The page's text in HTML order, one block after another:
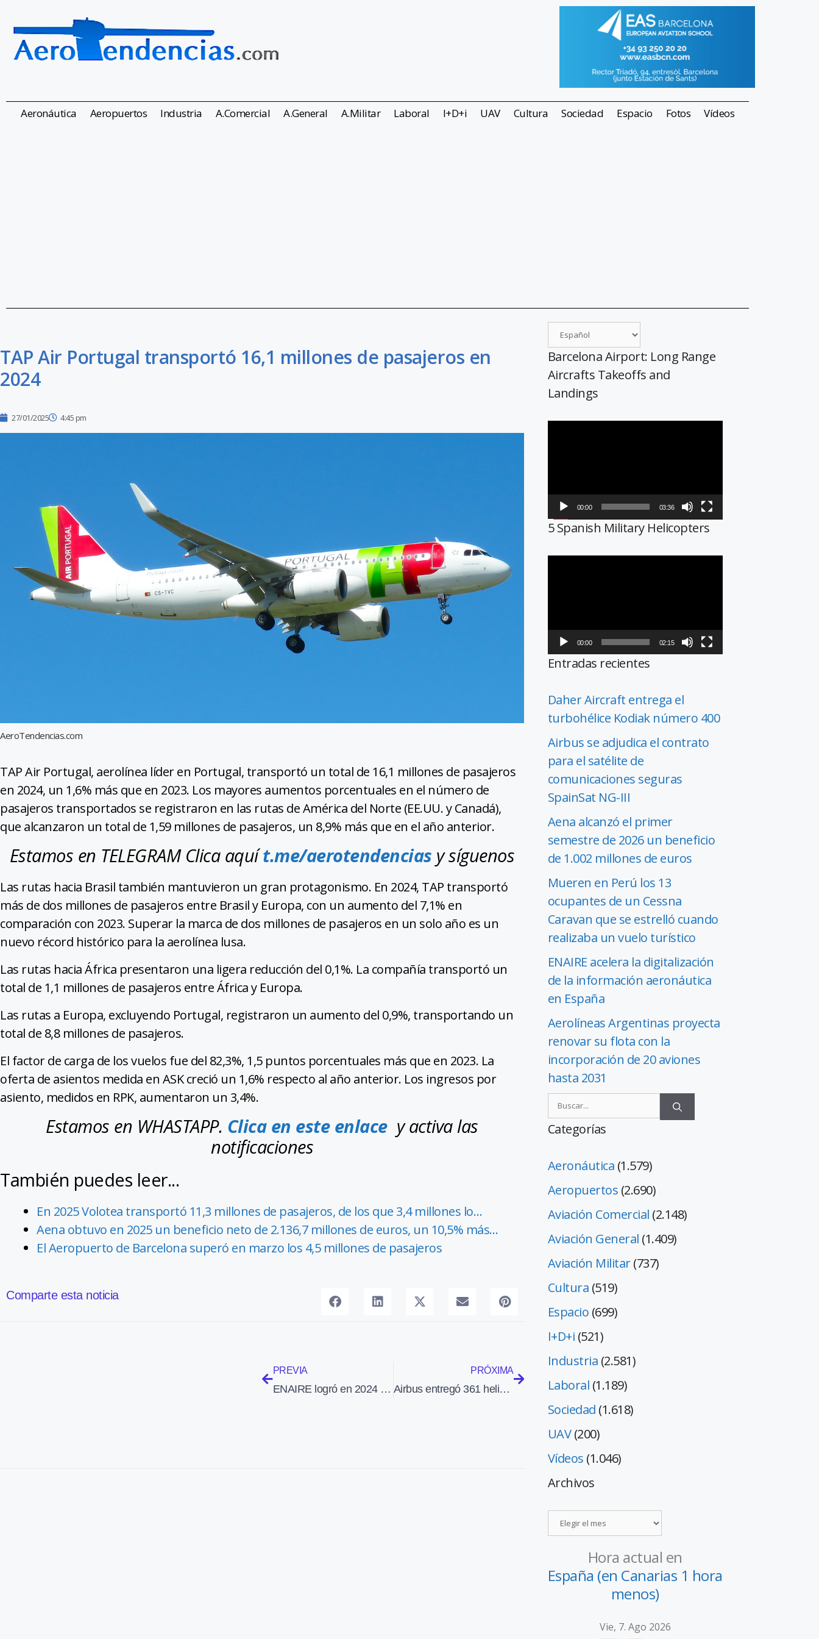
Aeronáutica Aeropuertos Industria A.Comercial A.General A.Militar Laboral I+D+i UAV Cultura Sociedad Espacio Fotos Vídeos
TAP Air Portugal transportó 16,1 millones de pasajeros en
2024
27/01/2025 4:45 pm
AeroTendencias.com
TAP Air Portugal, aerolínea líder en Portugal, transportó un total de 16,1 millones de pasajeros
en 2024, un 1,6% más que en 2023. Los mayores aumentos porcentuales en el número de
pasajeros transportados se registraron en las rutas de América del Norte (EE.UU. y Canadá),
que alcanzaron un total de 1,59 millones de pasajeros, un 8,9% más que en el año anterior.
Estamos en TELEGRAM Clica aquít.me/aerotendencias y síguenos
Las rutas hacia Brasil también mantuvieron un gran protagonismo. En 2024, TAP transportó
más de dos millones de pasajeros entre Brasil y Europa, con un aumento del 7,1% en
comparación con 2023. Superar la marca de dos millones de pasajeros en un solo año es un
nuevo récord histórico para la aerolínea lusa.
Las rutas hacia África presentaron una ligera reducción del 0,1%. La compañía transportó un
total de 1,1 millones de pasajeros entre África y Europa.
Las rutas a Europa, excluyendo Portugal, registraron un aumento del 0,9%, transportando un
total de 8,8 millones de pasajeros.
El factor de carga de los vuelos fue del 82,3%, 1,5 puntos porcentuales más que en 2023. La
oferta de asientos medida en ASK creció un 1,6% respecto al año anterior. Los ingresos por
asiento, medidos en RPK, aumentaron un 3,4%.
Estamos en WHASTAPP. Clica en este enlacey activa las
notificaciones
También puedes leer...
En 2025 Volotea transportó 11,3 millones de pasajeros, de los que 3,4 millones lo…
Aena obtuvo en 2025 un beneficio neto de 2.136,7 millones de euros, un 10,5% más…
El Aeropuerto de Barcelona superó en marzo los 4,5 millones de pasajeros
Comparte esta noticia
PREVIA
ENAIRE logró en 2024 su mejor registro: más de 2,3 millones de vuelos
PRÓXIMA
Airbus entregó 361 helicópteros en 2024 y recibió 455 pedidos
Barcelona Airport: Long Range
Aircrafts Takeoffs and
Landings
00:00 03:36
5 Spanish Military Helicopters
00:00 02:15
Entradas recientes
Daher Aircraft entrega el
turbohélice Kodiak número 400
Airbus se adjudica el contrato
para el satélite de
comunicaciones seguras
SpainSat NG-III
Aena alcanzó el primer
semestre de 2026 un beneficio
de 1.002 millones de euros
Mueren en Perú los 13
ocupantes de un Cessna
Caravan que se estrelló cuando
realizaba un vuelo turístico
ENAIRE acelera la digitalización
de la información aeronáutica
en España
Aerolíneas Argentinas proyecta
renovar su flota con la
incorporación de 20 aviones
hasta 2031
Categorías
Aeronáutica (1.579)
Aeropuertos (2.690)
Aviación Comercial (2.148)
Aviación General (1.409)
Aviación Militar(737)
Cultura (519)
Espacio (699)
I+D+i (521)
Industria (2.581)
Laboral (1.189)
Sociedad (1.618)
UAV(200)
Vídeos (1.046)
Archivos
Hora actual en
España (en Canarias 1 hora
menos)